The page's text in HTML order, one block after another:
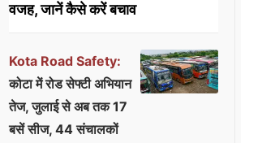
वजह, जानें कैसे करें बचाव
Kota Road Safety:
कोटा में रोड सेफ्टी अभियान
तेज, जुलाई से अब तक 17
बसें सीज, 44 संचालकों